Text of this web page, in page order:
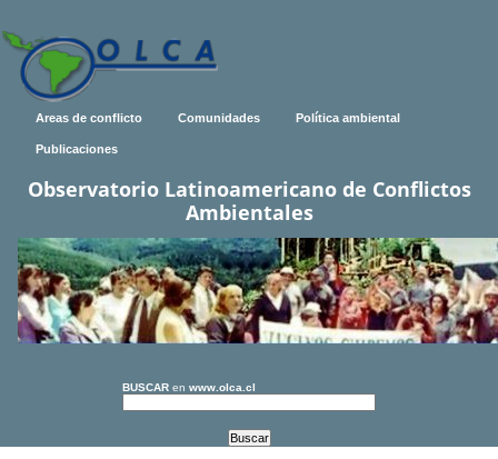
Areas de conflicto Comunidades Política ambiental
Publicaciones
Observatorio Latinoamericano de Conflictos
Ambientales
BUSCAR en www.olca.cl